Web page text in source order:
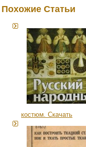
Похожие Статьи
костюм. Скачать